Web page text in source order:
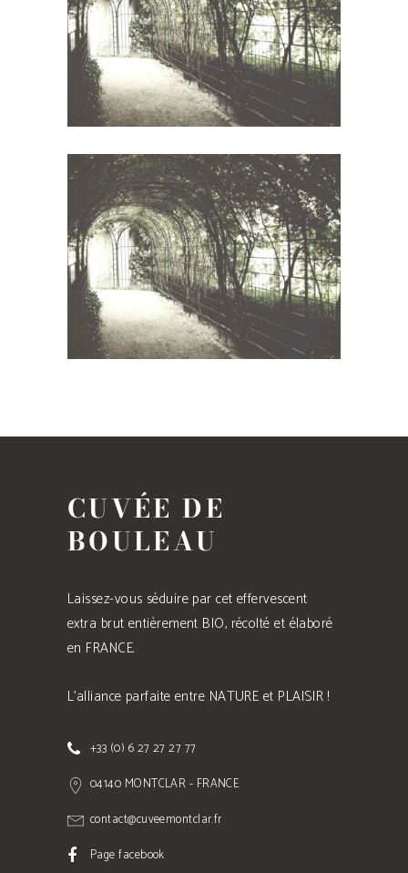
Photography
Wineyards
Photography
CUVÉE DE
BOULEAU
Laissez-vous séduire par cet effervescent
extra brut entièrement BIO, récolté et élaboré
en FRANCE.
L'alliance parfaite entre NATURE et PLAISIR !
+33 (0) 6 27 27 27 77
04140 MONTCLAR - FRANCE
contact@cuveemontclar.fr
Page facebook